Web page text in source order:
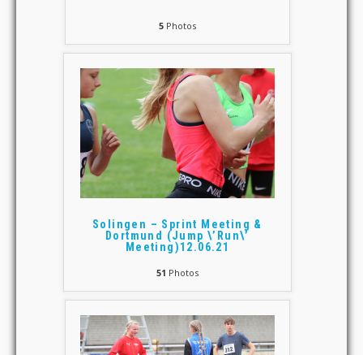
5 Photos
Solingen – Sprint Meeting &
Dortmund (Jump \’Run\’
Meeting)12.06.21
51 Photos